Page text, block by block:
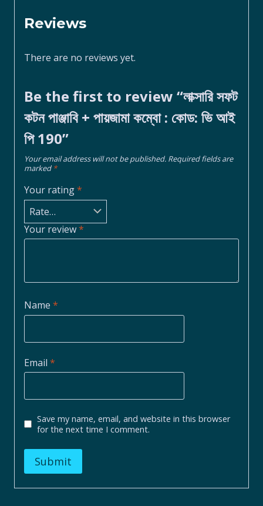
Reviews
There are no reviews yet.
Be the first to review “লাক্সারি সফট
কটন পাঞ্জাবি + পায়জামা কম্বো : কোড: ভি আই
পি 190”
Your email address will not be published. Required fields are
marked *
Your rating*
Your review*
Name *
Email *
Save my name, email, and website in this browser
for the next time I comment.